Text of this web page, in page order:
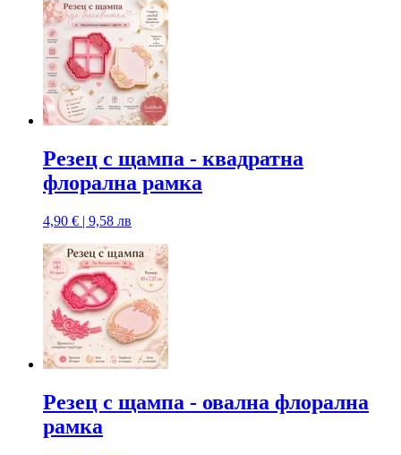
Резец с щампa - квадратна
флорална рамка
4,90 € | 9,58 лв
Резец с щампa - овална флорална
рамка